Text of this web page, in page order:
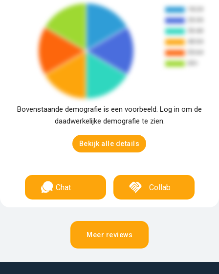
Bovenstaande demografie is een voorbeeld. Log in om de
daadwerkelijke demografie te zien.
Bekijk alle details
Chat Collab
Meer reviews